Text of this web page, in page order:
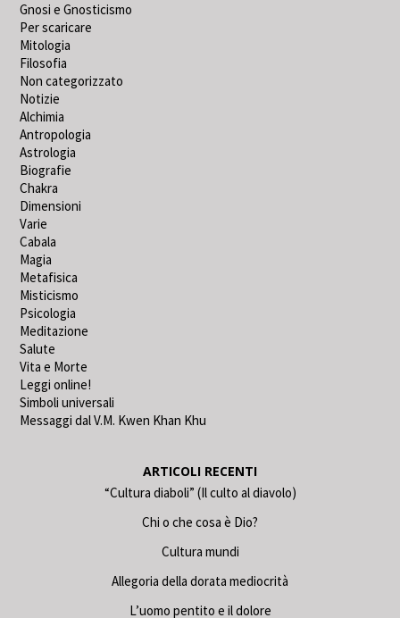
Gnosi e Gnosticismo
Per scaricare
Mitologia
Filosofia
Non categorizzato
Notizie
Alchimia
Antropologia
Astrologia
Biografie
Chakra
Dimensioni
Varie
Cabala
Magia
Metafisica
Misticismo
Psicologia
Meditazione
Salute
Vita e Morte
Leggi online!
Simboli universali
Messaggi dal V.M. Kwen Khan Khu
ARTICOLI RECENTI
“Cultura diaboli” (Il culto al diavolo)
Chi o che cosa è Dio?
Cultura mundi
Allegoria della dorata mediocrità
L’uomo pentito e il dolore